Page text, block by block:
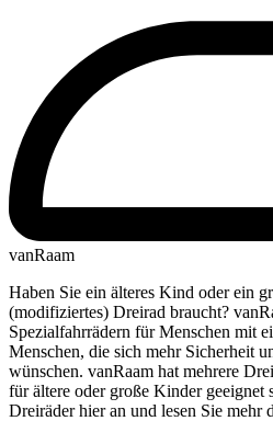
vanRaam
Haben Sie ein älteres Kind oder ein
(modifiziertes) Dreirad braucht?
Spezialfahrrädern für Menschen mit
Menschen, die sich mehr Sicherheit
wünschen. vanRaam hat mehrere
für ältere oder große Kinder geeignet
Dreiräder hier an und lesen Sie mehr